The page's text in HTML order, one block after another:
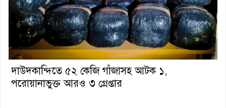
দাউদকান্দিতে ৫২ কেজি গাঁজাসহ আটক ১,
পরোয়ানাভুক্ত আরও ৩ গ্রেপ্তার